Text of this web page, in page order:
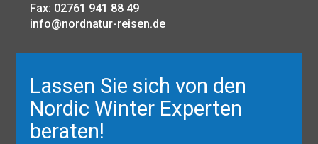
Fax: 02761 941 88 49
info@nordnatur-reisen.de
Lassen Sie sich von den
Nordic Winter Experten
beraten!